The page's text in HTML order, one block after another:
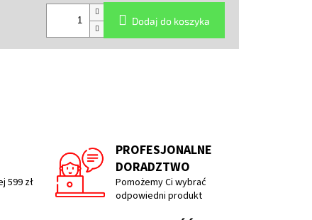
Dodaj do koszyka
599 zł
PROFESJONALNE
DORADZTWO
Pomożemy Ci wybrać
odpowiedni produkt